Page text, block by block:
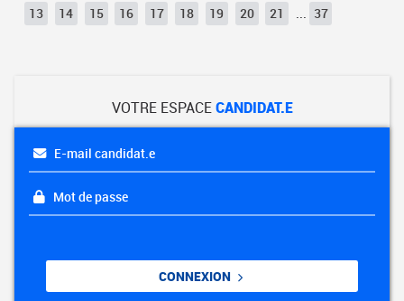
13
14 15 16 17 18 19 20 21 ... 37
VOTRE ESPACECANDIDAT.E
E-mail candidat.e
Mot de passe
CONNEXION